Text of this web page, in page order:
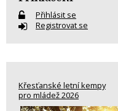
Přihlásit se
Registrovat se
Křesťanské letní kempy
pro mládež 2026